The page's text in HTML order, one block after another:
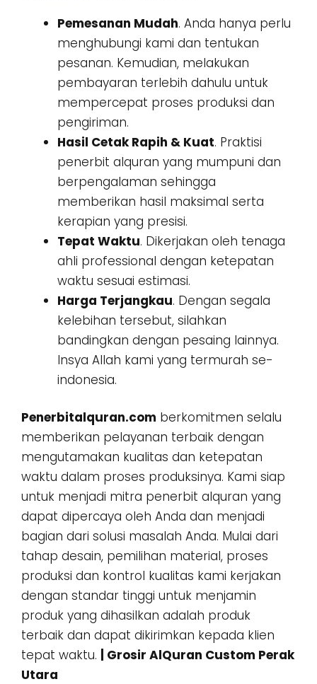
Pemesanan Mudah. Anda hanya perlu
menghubungi kami dan tentukan
pesanan. Kemudian, melakukan
pembayaran terlebih dahulu untuk
mempercepat proses produksi dan
pengiriman.
Hasil Cetak Rapih & Kuat. Praktisi
penerbit alquran yang mumpuni dan
berpengalaman sehingga
memberikan hasil maksimal serta
kerapian yang presisi.
Tepat Waktu. Dikerjakan oleh tenaga
ahli professional dengan ketepatan
waktu sesuai estimasi.
Harga Terjangkau. Dengan segala
kelebihan tersebut, silahkan
bandingkan dengan pesaing lainnya.
Insya Allah kami yang termurah se-
indonesia.
Penerbitalquran.com berkomitmen selalu
memberikan pelayanan terbaik dengan
mengutamakan kualitas dan ketepatan
waktu dalam proses produksinya. Kami siap
untuk menjadi mitra penerbit alquran yang
dapat dipercaya oleh Anda dan menjadi
bagian dari solusi masalah Anda. Mulai dari
tahap desain, pemilihan material, proses
produksi dan kontrol kualitas kami kerjakan
dengan standar tinggi untuk menjamin
produk yang dihasilkan adalah produk
terbaik dan dapat dikirimkan kepada klien
tepat waktu.
| Grosir AlQuran Custom Perak
Utara